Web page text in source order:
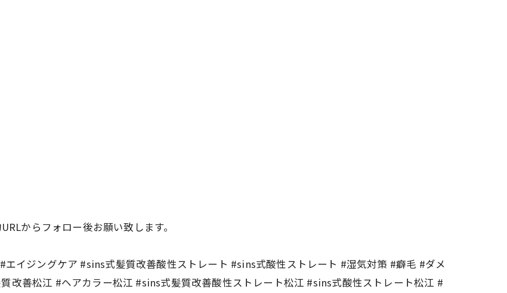
からフォロー後お願い致します。
イジングケア #sins式髪質改善酸性ストレート #sins式酸性ストレート #湿気対策 #癖毛 #ダメ
改善松江 #ヘアカラー松江 #sins式髪質改善酸性ストレート松江 #sins式酸性ストレート松江 #